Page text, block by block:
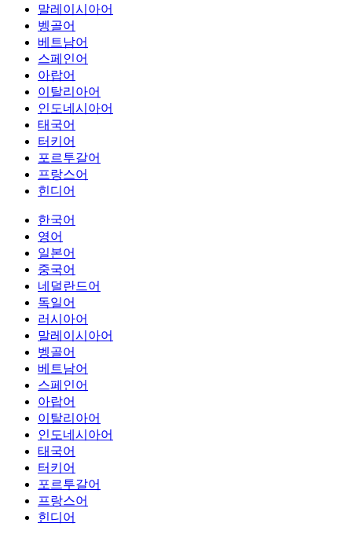
말레이시아어
벵골어
베트남어
스페인어
아랍어
이탈리아어
인도네시아어
태국어
터키어
포르투갈어
프랑스어
힌디어
한국어
영어
일본어
중국어
네덜란드어
독일어
러시아어
말레이시아어
벵골어
베트남어
스페인어
아랍어
이탈리아어
인도네시아어
태국어
터키어
포르투갈어
프랑스어
힌디어